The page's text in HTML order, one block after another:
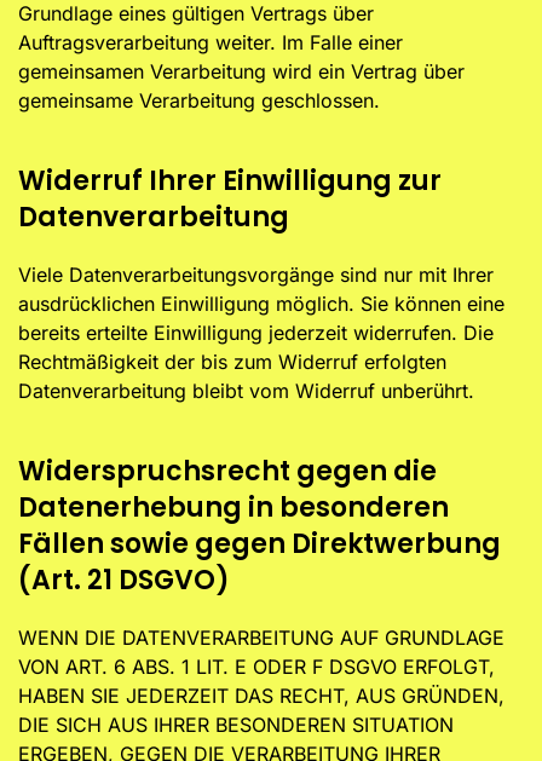
Grundlage eines gültigen Vertrags über
Auftragsverarbeitung weiter. Im Falle einer
gemeinsamen Verarbeitung wird ein Vertrag über
gemeinsame Verarbeitung geschlossen.
Widerruf Ihrer Einwilligung zur
Datenverarbeitung
Viele Datenverarbeitungsvorgänge sind nur mit Ihrer
ausdrücklichen Einwilligung möglich. Sie können eine
bereits erteilte Einwilligung jederzeit widerrufen. Die
Rechtmäßigkeit der bis zum Widerruf erfolgten
Datenverarbeitung bleibt vom Widerruf unberührt.
Widerspruchsrecht gegen die
Datenerhebung in besonderen
Fällen sowie gegen Direktwerbung
(Art. 21 DSGVO)
WENN DIE DATENVERARBEITUNG AUF GRUNDLAGE
VON ART. 6 ABS. 1 LIT. E ODER F DSGVO ERFOLGT,
HABEN SIE JEDERZEIT DAS RECHT, AUS GRÜNDEN,
DIE SICH AUS IHRER BESONDEREN SITUATION
ERGEBEN, GEGEN DIE VERARBEITUNG IHRER